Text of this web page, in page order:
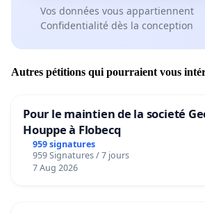
Vos données vous appartiennent
Confidentialité dès la conception
Autres pétitions qui pourraient vous
Pour le maintien de la societé
Houppe à Flobecq
959 signatures
959 Signatures / 7 jours
7 Aug 2026